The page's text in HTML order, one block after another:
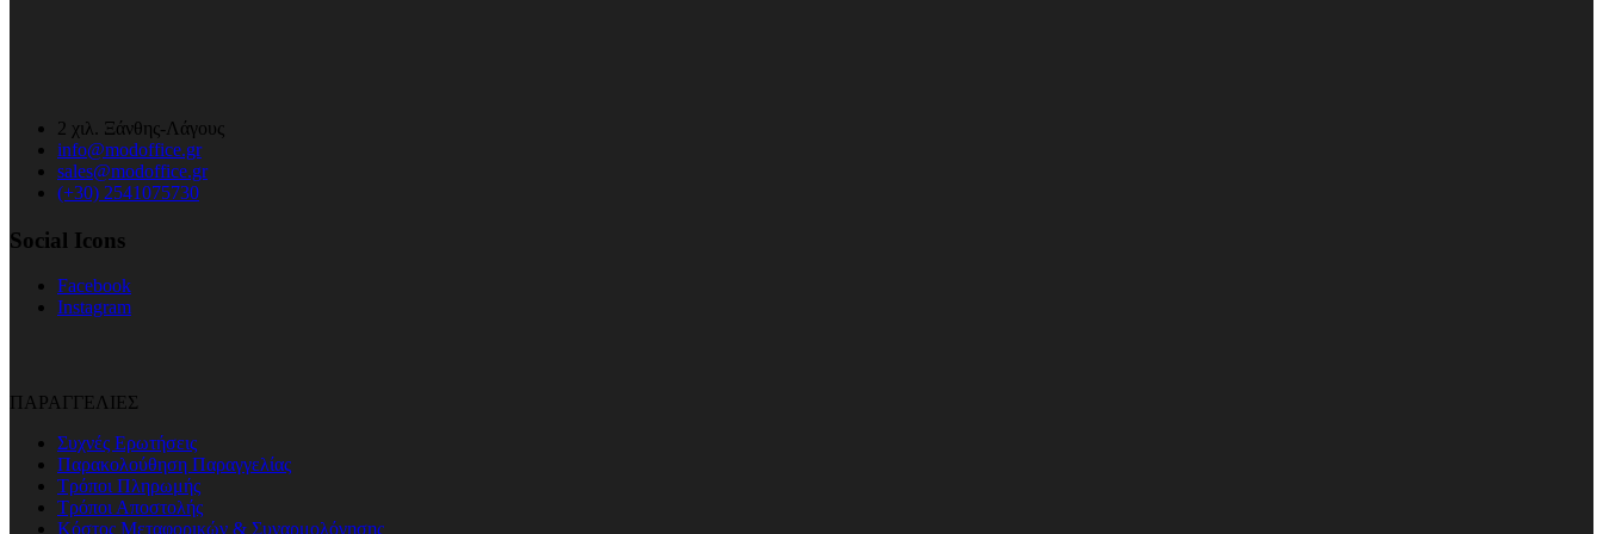
2 χιλ. Ξάνθης-Λάγους
info@modoffice.gr
sales@modoffice.gr
(+30) 2541075730
Social Icons
Facebook
Instagram
ΠΑΡΑΓΓΕΛΙΕΣ
Συχνές Ερωτήσεις
Παρακολούθηση Παραγγελίας
Τρόποι Πληρωμής
Τρόποι Αποστολής
Κόστος Μεταφορικών & Συναρμολόγησης